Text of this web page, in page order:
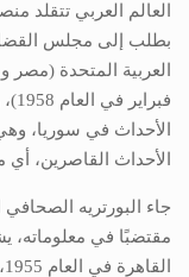
العالم العربي تتقلد
بطلب إلى مجلس القضاء
الأحداث في سوريا،
الأحداث القاصرين،
جاء البورتريه
مقتضبًا في معلوماته،